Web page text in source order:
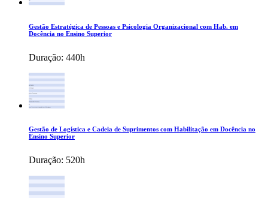
Gestão Estratégica de Pessoas e Psicologia Organizacional com Hab. em
Docência no Ensino Superior
Duração: 440h
Gestão de Logística e Cadeia de Suprimentos com Habilitação em Docência no
Ensino Superior
Duração: 520h